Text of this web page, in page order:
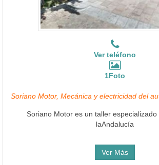
Ver teléfono
1Foto
Soriano Motor, Mecánica y electricidad del
Soriano Motor es un taller especializado
laAndalucía
Ver Más